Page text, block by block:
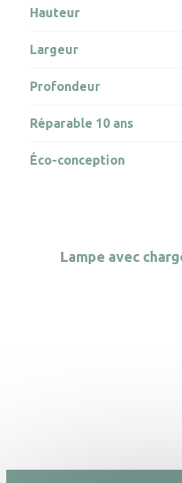
Lampe avec
Hauteur
Largeur
Profondeur
Réparable 10 ans
Éco-conception